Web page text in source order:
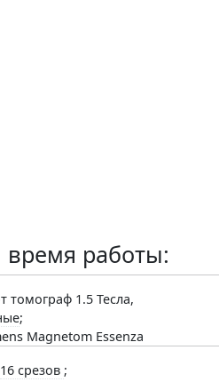
работы:
томограф 1.5 Тесла,
;
Magnetom Essenza
16 срезов ;